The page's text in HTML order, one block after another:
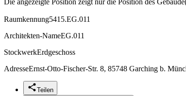
Raumkennung5415.EG.011
Architekten-NameEG.011
StockwerkErdgeschoss
AdresseErnst-Otto-Fischer-Str. 8, 85748 Garching b.
Teilen